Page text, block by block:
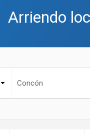
Arriendo